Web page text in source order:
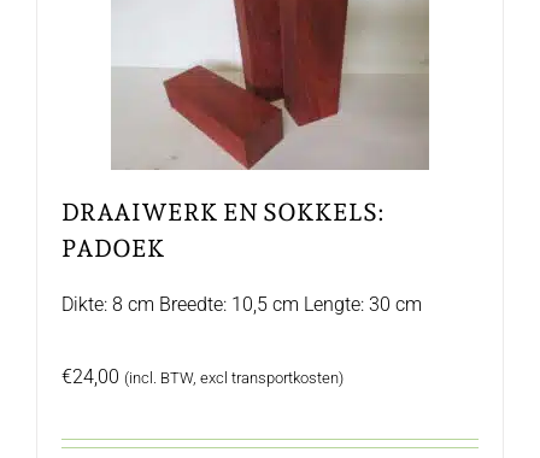
DRAAIWERK EN SOKKELS:
PADOEK
Dikte: 8 cm Breedte: 10,5 cm Lengte: 30 cm
€24,00 (incl. BTW, excl transportkosten)